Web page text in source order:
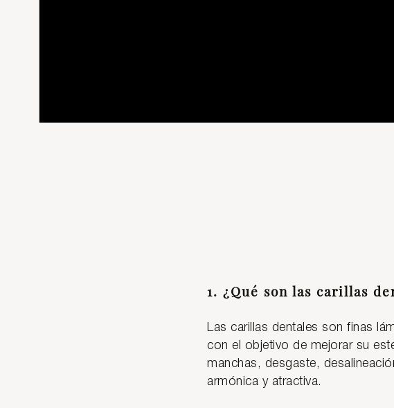
1. ¿Qué son las carillas
Las carillas dentales son finas
con el objetivo de mejorar su
manchas, desgaste,
armónica y atractiva.